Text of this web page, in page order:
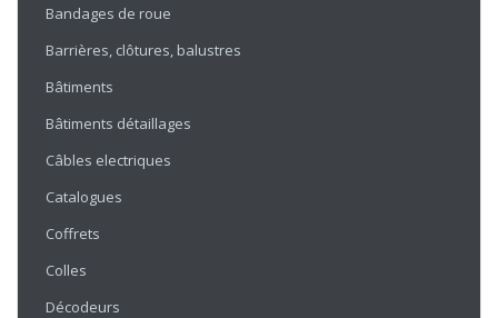
Bandages de roue
Barrières, clôtures, balustres
Bâtiments
Bâtiments détaillages
Câbles electriques
Catalogues
Coffrets
Colles
Décodeurs